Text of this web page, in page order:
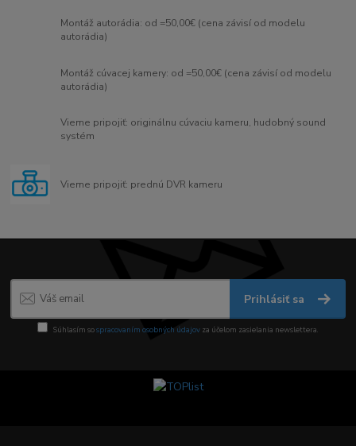
Montáž autorádia: od =50,00€ (cena závisí od modelu
autorádia)
Montáž cúvacej kamery: od =50,00€ (cena závisí od modelu
autorádia)
Vieme pripojiť: originálnu cúvaciu kameru, hudobný sound
systém
Vieme pripojiť: prednú DVR kameru
Prihlásiť sa
Súhlasím sospracovaním osobných údajov za účelom zasielania newslettera.